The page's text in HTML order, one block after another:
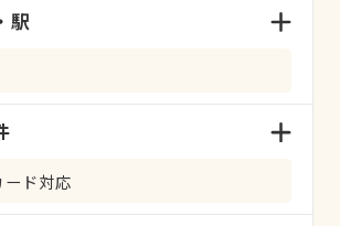
駅
ド対応